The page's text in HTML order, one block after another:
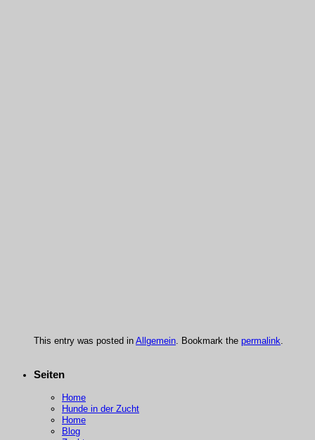
This entry was posted in Allgemein. Bookmark the permalink.
Seiten
Home
Hunde in der Zucht
Home
Blog